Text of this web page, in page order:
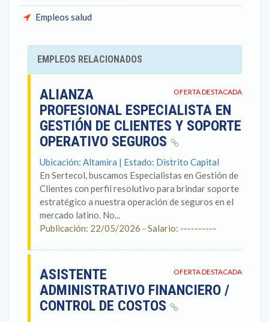
Empleos salud
EMPLEOS RELACIONADOS
OFERTA DESTACADA
ALIANZA
PROFESIONAL ESPECIALISTA EN
GESTIÓN DE CLIENTES Y SOPORTE
OPERATIVO SEGUROS
Ubicación: Altamira | Estado: Distrito Capital
En Sertecol, buscamos Especialistas en Gestión de
Clientes con perfil resolutivo para brindar soporte
estratégico a nuestra operación de seguros en el
mercado latino. No...
Publicación: 22/05/2026 - Salario: ----------
OFERTA DESTACADA
ASISTENTE
ADMINISTRATIVO FINANCIERO /
CONTROL DE COSTOS